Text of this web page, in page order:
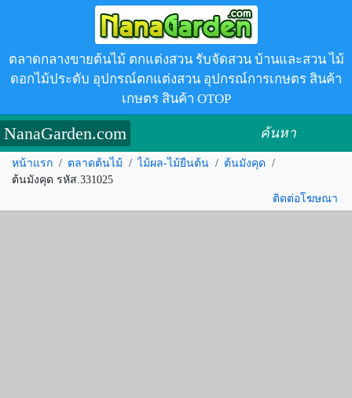
ตลาดกลางขายต้นไม้ ตกแต่งสวน รับจัดสวน บ้านและสวน ไม้
ดอกไม้ประดับ อุปกรณ์ตกแต่งสวน อุปกรณ์การเกษตร สินค้า
เกษตร สินค้า OTOP
NanaGarden.com ค้นหา
หน้าแรก / ตลาดต้นไม้ / ไม้ผล-ไม้ยืนต้น / ต้นมังคุด /
ต้นมังคุด รหัส.331025
ติดต่อโฆษณา